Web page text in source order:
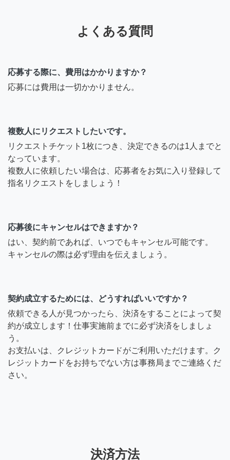
よくある質問
応募する際に、費用はかかりますか？
応募には費用は一切かかりません。
複数人にリクエストしたいです。
リクエストチケット1枚につき、決定できるのは1人までと
なっています。
複数人に依頼したい場合は、応募者をお気に入り登録して
指名リクエストをしましょう！
応募後にキャンセルはできますか？
はい、契約前であれば、いつでもキャンセル可能です。
キャンセルの際は必ず理由を伝えましょう。
契約成立するためには、どうすればいいですか？
依頼できる人が見つかったら、決済をすることによって契
約が成立します！仕事実施前までに必ず決済をしましょ
う。
お支払いは、クレジットカードがご利用いただけます。ク
レジットカードをお持ちでない方は事務局までご連絡くだ
さい。
決済方法